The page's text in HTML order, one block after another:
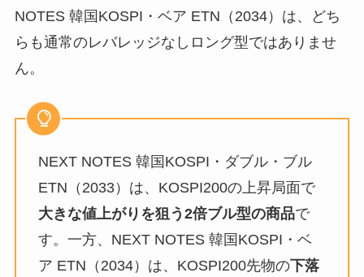
NOTES 韓国KOSPI・ベア ETN（2034）は、どち
らも通常のレバレッジなしロング型ではありませ
ん。
NEXT NOTES 韓国KOSPI・ダブル・ブル
ETN（2033）は、KOSPI200の上昇局面で
大きな値上がりを狙う2倍ブル型の商品で
す。一方、NEXT NOTES 韓国KOSPI・ベ
ア ETN（2034）は、KOSPI200先物の下落